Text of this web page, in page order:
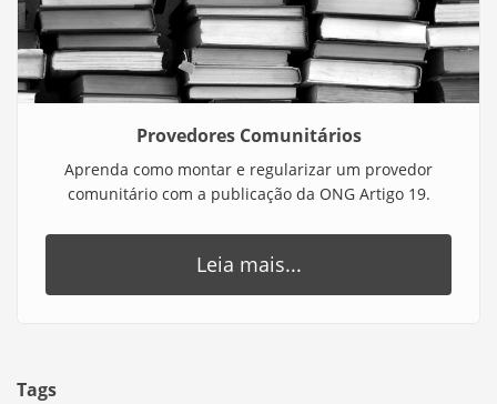
Provedores Comunitários
Aprenda como montar e regularizar um provedor
comunitário com a publicação da ONG Artigo 19.
Leia mais...
Tags